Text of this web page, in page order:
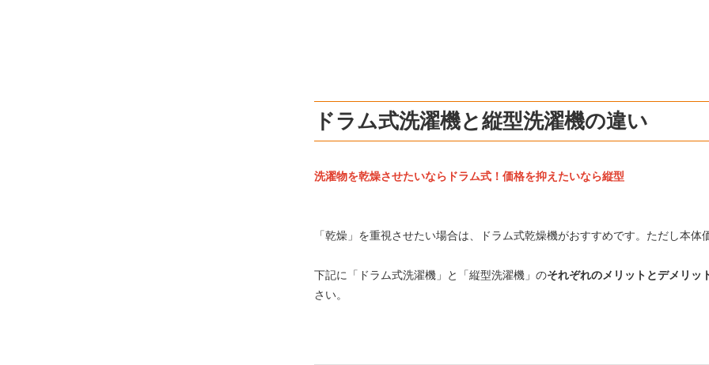
ドラム式洗濯機と縦型洗濯機の違い
洗濯物を乾燥させたいならドラム式！価格を抑えたいなら縦型
「乾燥」を重視させたい場合は、ドラム式乾燥機がおすすめです。ただし本体
下記に「ドラム式洗濯機」と「縦型洗濯機」のそれぞれのメリットとデメリッ
さい。